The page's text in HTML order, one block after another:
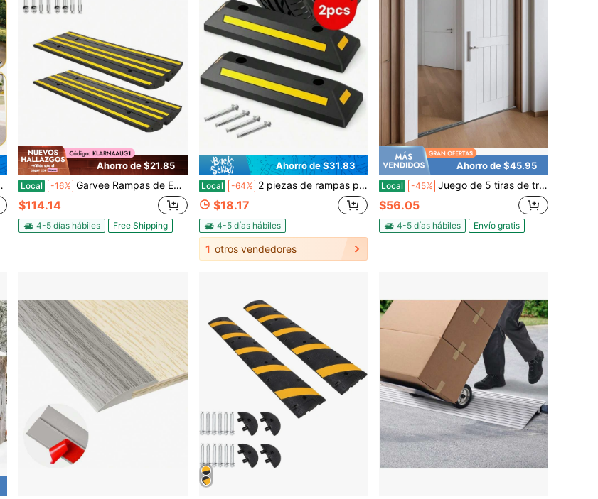
Ahorro de $21.85
Local -16% Garvee Rampas de Entrada de Goma Reforzadas de 48", Rampas de Umbral de Perfil Bajo con Canales de Agua para Autos, Camiones & Sillas de Ruedas, Soluciones de Entrada de Garaje & Pendiente de Entrada
$114.14
4-5 días hábiles Free Shipping
Ahorro de $31.83
Local -64% 2 piezas de rampas portátiles para bordillos, almohadillas para pendientes, almohadillas para escalones y almohadillas para inclinaciones, aptas para aceras, automóviles, sillas de ruedas y mascotas; se pueden usar en interiores y exteriores, adecuadas para ayudas a la movilidad y hogares.
$18.17
4-5 días hábiles
1 otros vendedores
Ahorro de $45.95
Local -45% Juego de 5 tiras de transición de piso de aluminio RibasuBB, negro, 90 x 6 x 1 cm
$56.05
4-5 días hábiles Envío gratis